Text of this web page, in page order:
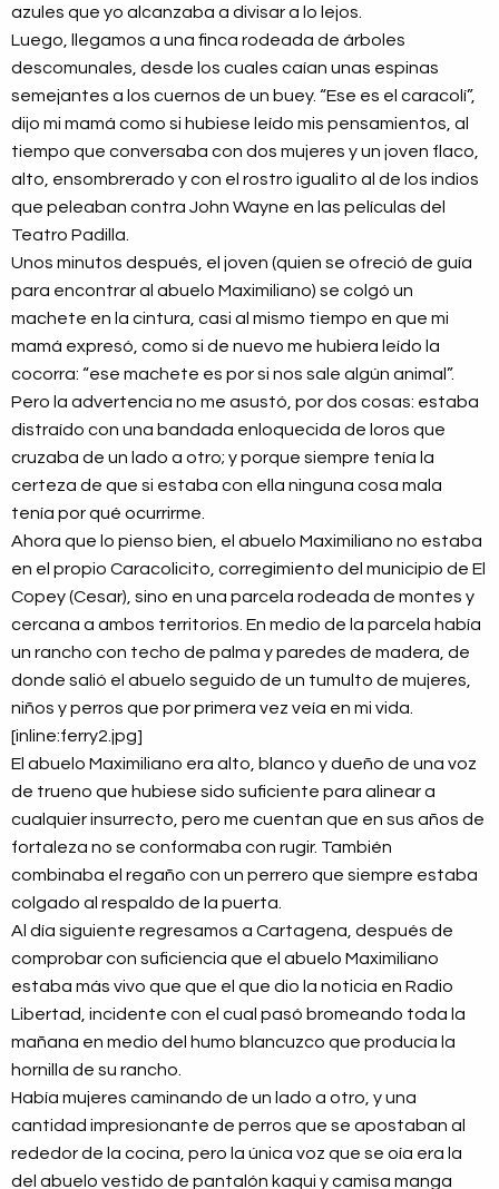
azules que yo alcanzaba a divisar a lo lejos.
Luego, llegamos a una finca rodeada de árboles
descomunales, desde los cuales caían unas espinas
semejantes a los cuernos de un buey. “Ese es el caracolí”,
dijo mi mamá como si hubiese leído mis pensamientos, al
tiempo que conversaba con dos mujeres y un joven flaco,
alto, ensombrerado y con el rostro igualito al de los indios
que peleaban contra John Wayne en las películas del
Teatro Padilla.
Unos minutos después, el joven (quien se ofreció de guía
para encontrar al abuelo Maximiliano) se colgó un
machete en la cintura, casi al mismo tiempo en que mi
mamá expresó, como si de nuevo me hubiera leído la
cocorra: “ese machete es por si nos sale algún animal”.
Pero la advertencia no me asustó, por dos cosas: estaba
distraído con una bandada enloquecida de loros que
cruzaba de un lado a otro; y porque siempre tenía la
certeza de que si estaba con ella ninguna cosa mala
tenía por qué ocurrirme.
Ahora que lo pienso bien, el abuelo Maximiliano no estaba
en el propio Caracolicito, corregimiento del municipio de El
Copey (Cesar), sino en una parcela rodeada de montes y
cercana a ambos territorios. En medio de la parcela había
un rancho con techo de palma y paredes de madera, de
donde salió el abuelo seguido de un tumulto de mujeres,
niños y perros que por primera vez veía en mi vida.
[inline:ferry2.jpg]
El abuelo Maximiliano era alto, blanco y dueño de una voz
de trueno que hubiese sido suficiente para alinear a
cualquier insurrecto, pero me cuentan que en sus años de
fortaleza no se conformaba con rugir. También
combinaba el regaño con un perrero que siempre estaba
colgado al respaldo de la puerta.
Al día siguiente regresamos a Cartagena, después de
comprobar con suficiencia que el abuelo Maximiliano
estaba más vivo que que el que dio la noticia en Radio
Libertad, incidente con el cual pasó bromeando toda la
mañana en medio del humo blancuzco que producía la
hornilla de su rancho.
Había mujeres caminando de un lado a otro, y una
cantidad impresionante de perros que se apostaban al
rededor de la cocina, pero la única voz que se oía era la
del abuelo vestido de pantalón kaqui y camisa manga